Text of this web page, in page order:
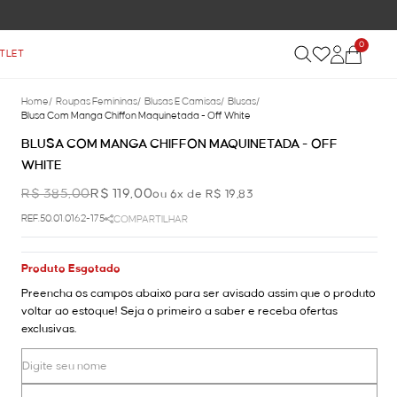
0
Home/ Roupas Femininas/ Blusas E Camisas/ Blusas/
Blusa Com Manga Chiffon Maquinetada - Off White
BLUSA COM MANGA CHIFFON MAQUINETADA - OFF
WHITE
R$ 385,00R$ 119,00ou 6x de R$ 19,83
REF.50.01.0162-175 COMPARTILHAR
Produto Esgotado
Preencha os campos abaixo para ser avisado assim que o produto
voltar ao estoque! Seja o primeiro a saber e receba ofertas
exclusivas.